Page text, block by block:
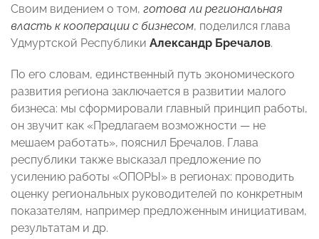
Своим видением о том, готова ли региональная
власть к кооперации с бизнесом, поделился глава
Удмуртской Республики Александр Бречалов.
По его словам, единственный путь экономического
развития региона заключается в развитии малого
бизнеса: мы сформировали главный принцип работы,
он звучит как «Предлагаем возможности — не
мешаем работать», пояснил Бречалов. Глава
республики также высказал предложение по
усилению работы «ОПОРЫ» в регионах: проводить
оценку региональных руководителей по конкретным
показателям, например предложенным инициативам,
результатам и др.